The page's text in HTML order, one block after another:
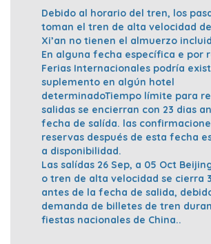
Debido al horario del tren, los
toman el tren de alta velocidad
Xi’an no tienen el almuerzo
En alguna fecha específica e por
Ferias Internacionales podría
suplemento en algún hotel
determinadoTiempo límite para
salidas se encierran con 23 dias
fecha de salída. las
reservas después de esta fecha
a disponibilidad.
Las salídas 26 Sep, a 05 Oct
o tren de alta velocidad se cierra
antes de la fecha de salida,
demanda de billetes de tren
fiestas nacionales de China..